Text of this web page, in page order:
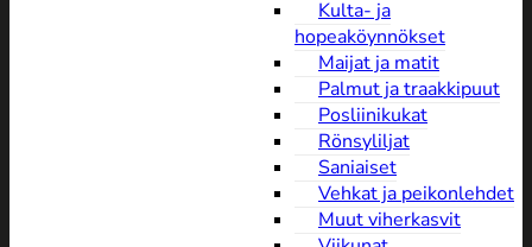
Kulta- ja
hopeaköynnökset
Maijat ja matit
Palmut ja traakkipuut
Posliinikukat
Rönsyliljat
Saniaiset
Vehkat ja peikonlehdet
Muut viherkasvit